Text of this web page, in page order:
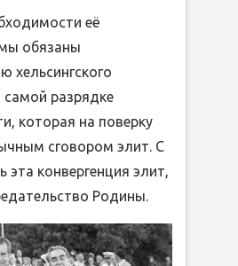
её
обязаны
хельсингского
самой разрядке
которая на поверку
сговором элит. С
эта конвергенция элит,
Родины.